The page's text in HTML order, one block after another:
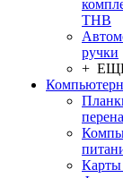
THB
ручки
+
Карты